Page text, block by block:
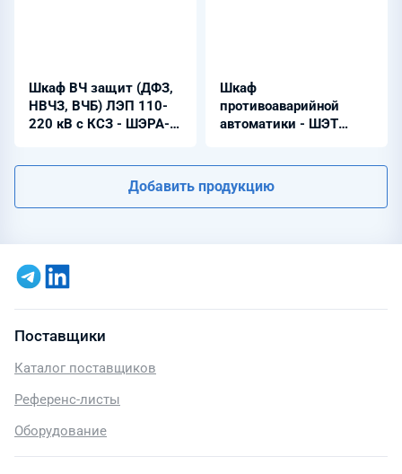
Шкаф ВЧ защит (ДФЗ,
НВЧЗ, ВЧБ) ЛЭП 110-
220 кВ с КСЗ - ШЭРА-
Шкаф
противоаварийной
автоматики - ШЭТ
Добавить продукцию
Поставщики
Каталог поставщиков
Референс-листы
Оборудование